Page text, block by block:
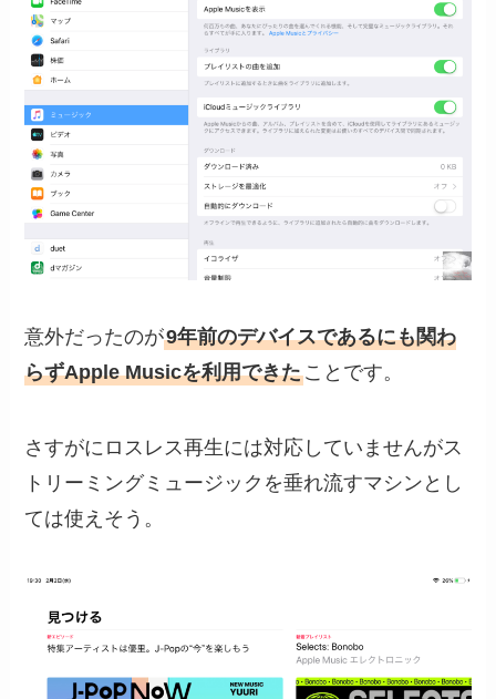
意外だったのが9年前のデバイスであるにも関わ
らずApple Musicを利用できたことです。
さすがにロスレス再生には対応していませんがス
トリーミングミュージックを垂れ流すマシンとし
ては使えそう。